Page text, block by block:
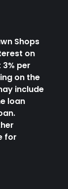
Shops
on
per
on the
include
loan
for